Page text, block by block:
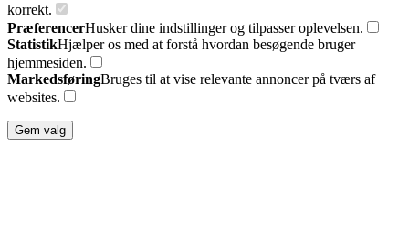
korrekt.
PræferencerHusker dine indstillinger og tilpasser oplevelsen.
StatistikHjælper os med at forstå hvordan besøgende bruger
hjemmesiden.
MarkedsføringBruges til at vise relevante annoncer på tværs af
websites.
Gem valg